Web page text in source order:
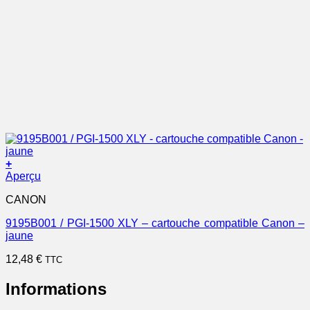
+
Aperçu
CANON
9195B001 / PGI-1500 XLY – cartouche compatible Canon –
jaune
12,48 € TTC
Informations